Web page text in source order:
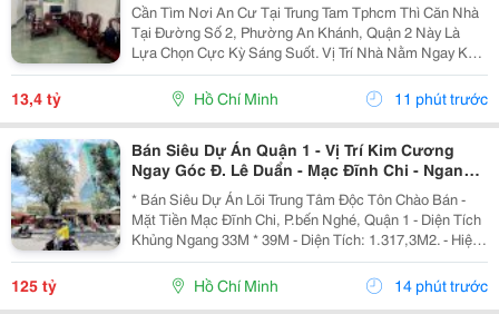
Cần Tìm Nơi An Cư Tại Trung Tam Tphcm Thì Căn Nhà
Tại Đường Số 2, Phường An Khánh, Quận 2 Này Là
Lựa Chọn Cực Kỳ Sáng Suốt. Vị Trí Nhà Nằm Ngay Khu
Trung Tâm An Khánh, Khu Vực Lõi Của Thành Phố Thủ
Đức. Với Diện Tích 62M2, Kích Thước 4.1M X 15M,...
13,4 tỷ Hồ Chí Minh 11 phút trước
Bán Siêu Dự Án Quận 1 - Vị Trí Kim Cương
Ngay Góc Đ. Lê Duẩn - Mạc Đĩnh Chi - Ngang
Hiếm 33M*39M - Gpxd 3 Hầm 16 Tầng * Lh
Giang Giang:
* Bán Siêu Dự Án Lõi Trung Tâm Độc Tôn Chào Bán -
Mặt Tiền Mạc Đĩnh Chi, P.bến Nghé, Quận 1 - Diện Tích
Khủng Ngang 33M * 39M - Diện Tích: 1.317,3M2. - Hiện
Trạng: Nhà C4. - Gpxd: 3 Hầm - 16 Tầng. - Siêu Phẩm
Cực Hiếm: Bên Trái Là Toà Nhà...
125 tỷ Hồ Chí Minh 14 phút trước